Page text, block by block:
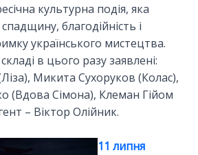
культурна подія, яка
благодійність і
українського мистецтва.
в цього разу заявлені:
Микита Сухоруков (Колас),
(Вдова Сімона), Клеман Гійом
– Віктор Олійник.
11 липня